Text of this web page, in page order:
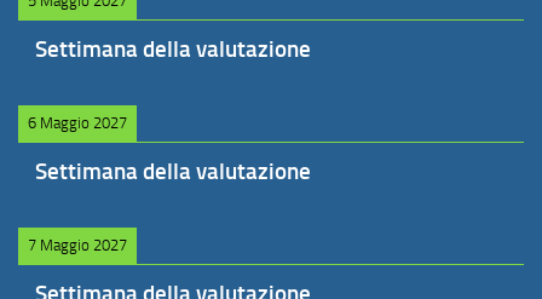
Settimana della valutazione
6 Maggio 2027
Settimana della valutazione
7 Maggio 2027
Settimana della valutazione